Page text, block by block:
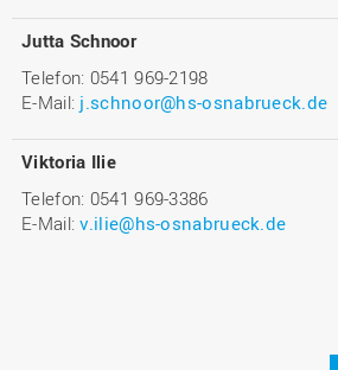
Jutta Schnoor
Telefon: 0541 969-2198
E-Mail: j.schnoor@hs-osnabrueck.de
Viktoria Ilie
Telefon: 0541 969-3386
E-Mail:v.ilie@hs-osnabrueck.de